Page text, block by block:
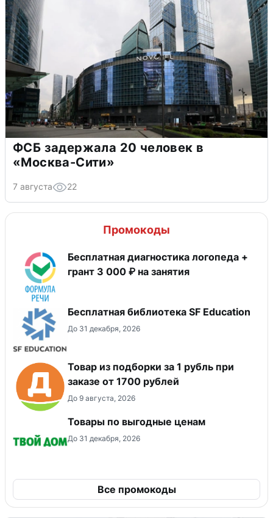
ФСБ задержала 20 человек в
«Москва-Сити»
7 августа 22
Промокоды
Бесплатная диагностика логопеда +
грант 3 000 ₽ на занятия
Бесплатная библиотека SF Education
До 31 декабря, 2026
Товар из подборки за 1 рубль при
заказе от 1700 рублей
До 9 августа, 2026
Товары по выгодные ценам
До 31 декабря, 2026
Все промокоды